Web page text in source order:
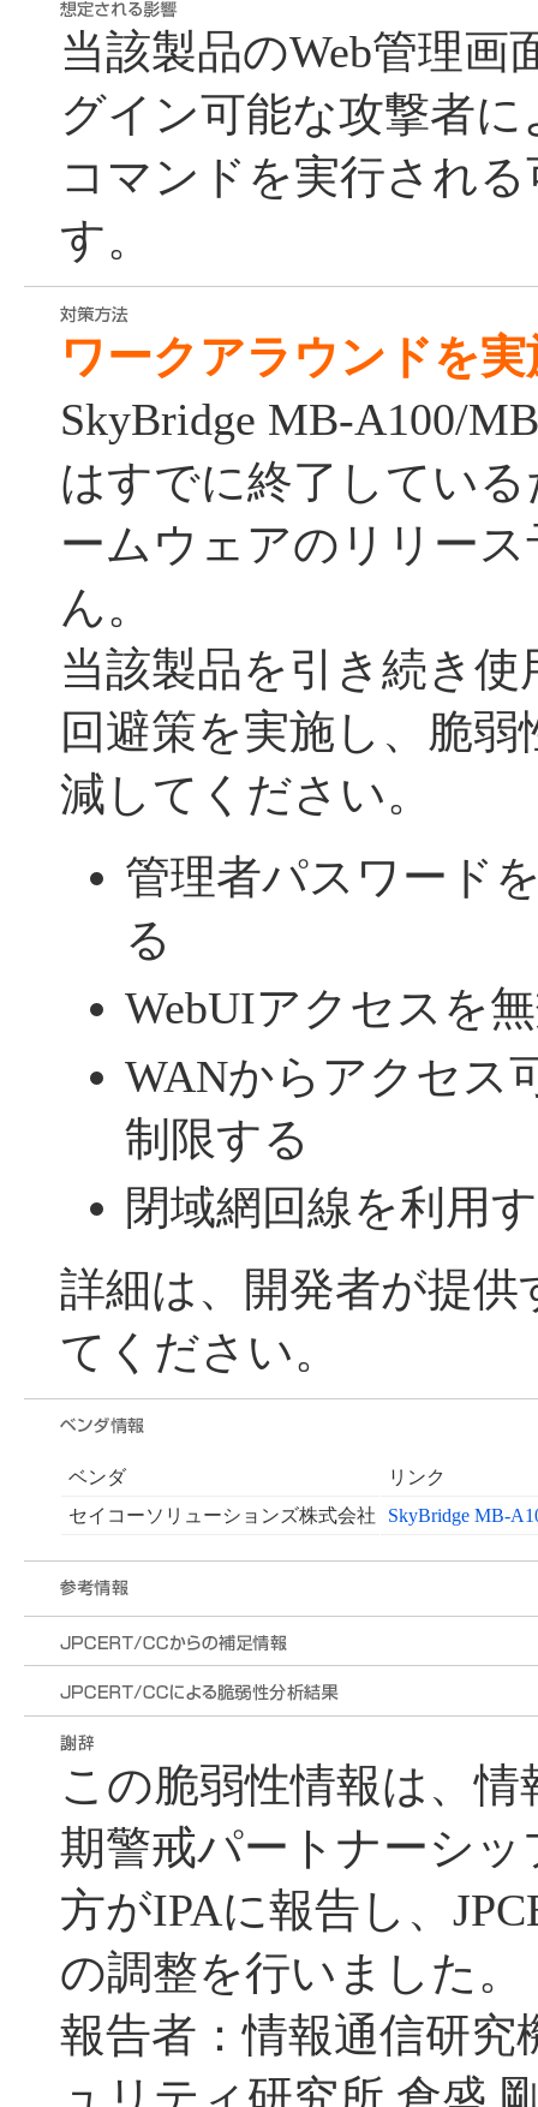
当該製品のWeb管理画
グイン可能な攻撃者に
コマンドを実行され
す。
ワークアラウンドを
SkyBridge MB-A100/
はすでに終了してい
ームウェアのリリー
ん。
当該製品を引き続き
回避策を実施し、脆
減してください。
管理者パスワード
る
WebUIアクセスを
WANからアクセス
制限する
閉域網回線を利用
詳細は、開発者が提供
てください。
ベンダ
リンク
セイコーソリューションズ株式会社
SkyBridge MB-
この脆弱性情報は、
期警戒パートナーシ
方がIPAに報告し、
の調整を行いました。
報告者：情報通信研究